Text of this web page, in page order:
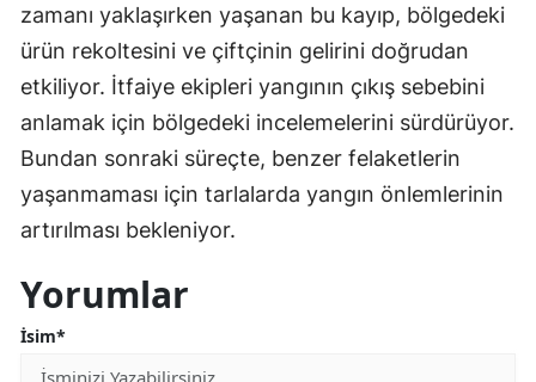
zamanı yaklaşırken yaşanan bu kayıp, bölgedeki
ürün rekoltesini ve çiftçinin gelirini doğrudan
etkiliyor. İtfaiye ekipleri yangının çıkış sebebini
anlamak için bölgedeki incelemelerini sürdürüyor.
Bundan sonraki süreçte, benzer felaketlerin
yaşanmaması için tarlalarda yangın önlemlerinin
artırılması bekleniyor.
Yorumlar
İsim*